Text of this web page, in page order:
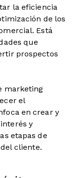
la eficiencia
de los
Está
que
prospectos
marketing
el
en crear y
y
etapas de
cliente.